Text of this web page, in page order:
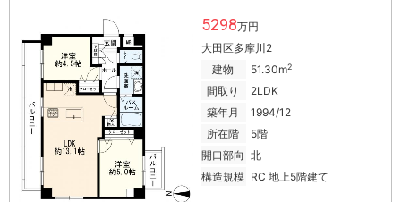
5298万円
大田区多摩川2
建物
51.30m2
間取り
2LDK
築年月
1994/12
所在階
5階
開口部向 北
構造規模 RC 地上5階建て